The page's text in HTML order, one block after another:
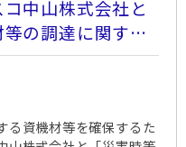
中山株式会社と
等の調達に関する
る資機材等を確保するた